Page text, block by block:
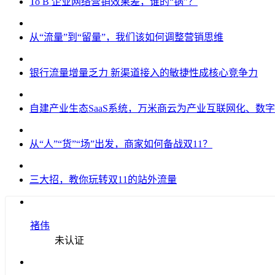
从“流量”到“留量”，我们该如何调整营销思维
银行流量增量乏力 新渠道接入的敏捷性成核心竞争力
自建产业生态SaaS系统，万米商云为产业互联网化、数
从“人”“货”“场”出发，商家如何备战双11？
三大招，教你玩转双11的站外流量
褚伟
未认证